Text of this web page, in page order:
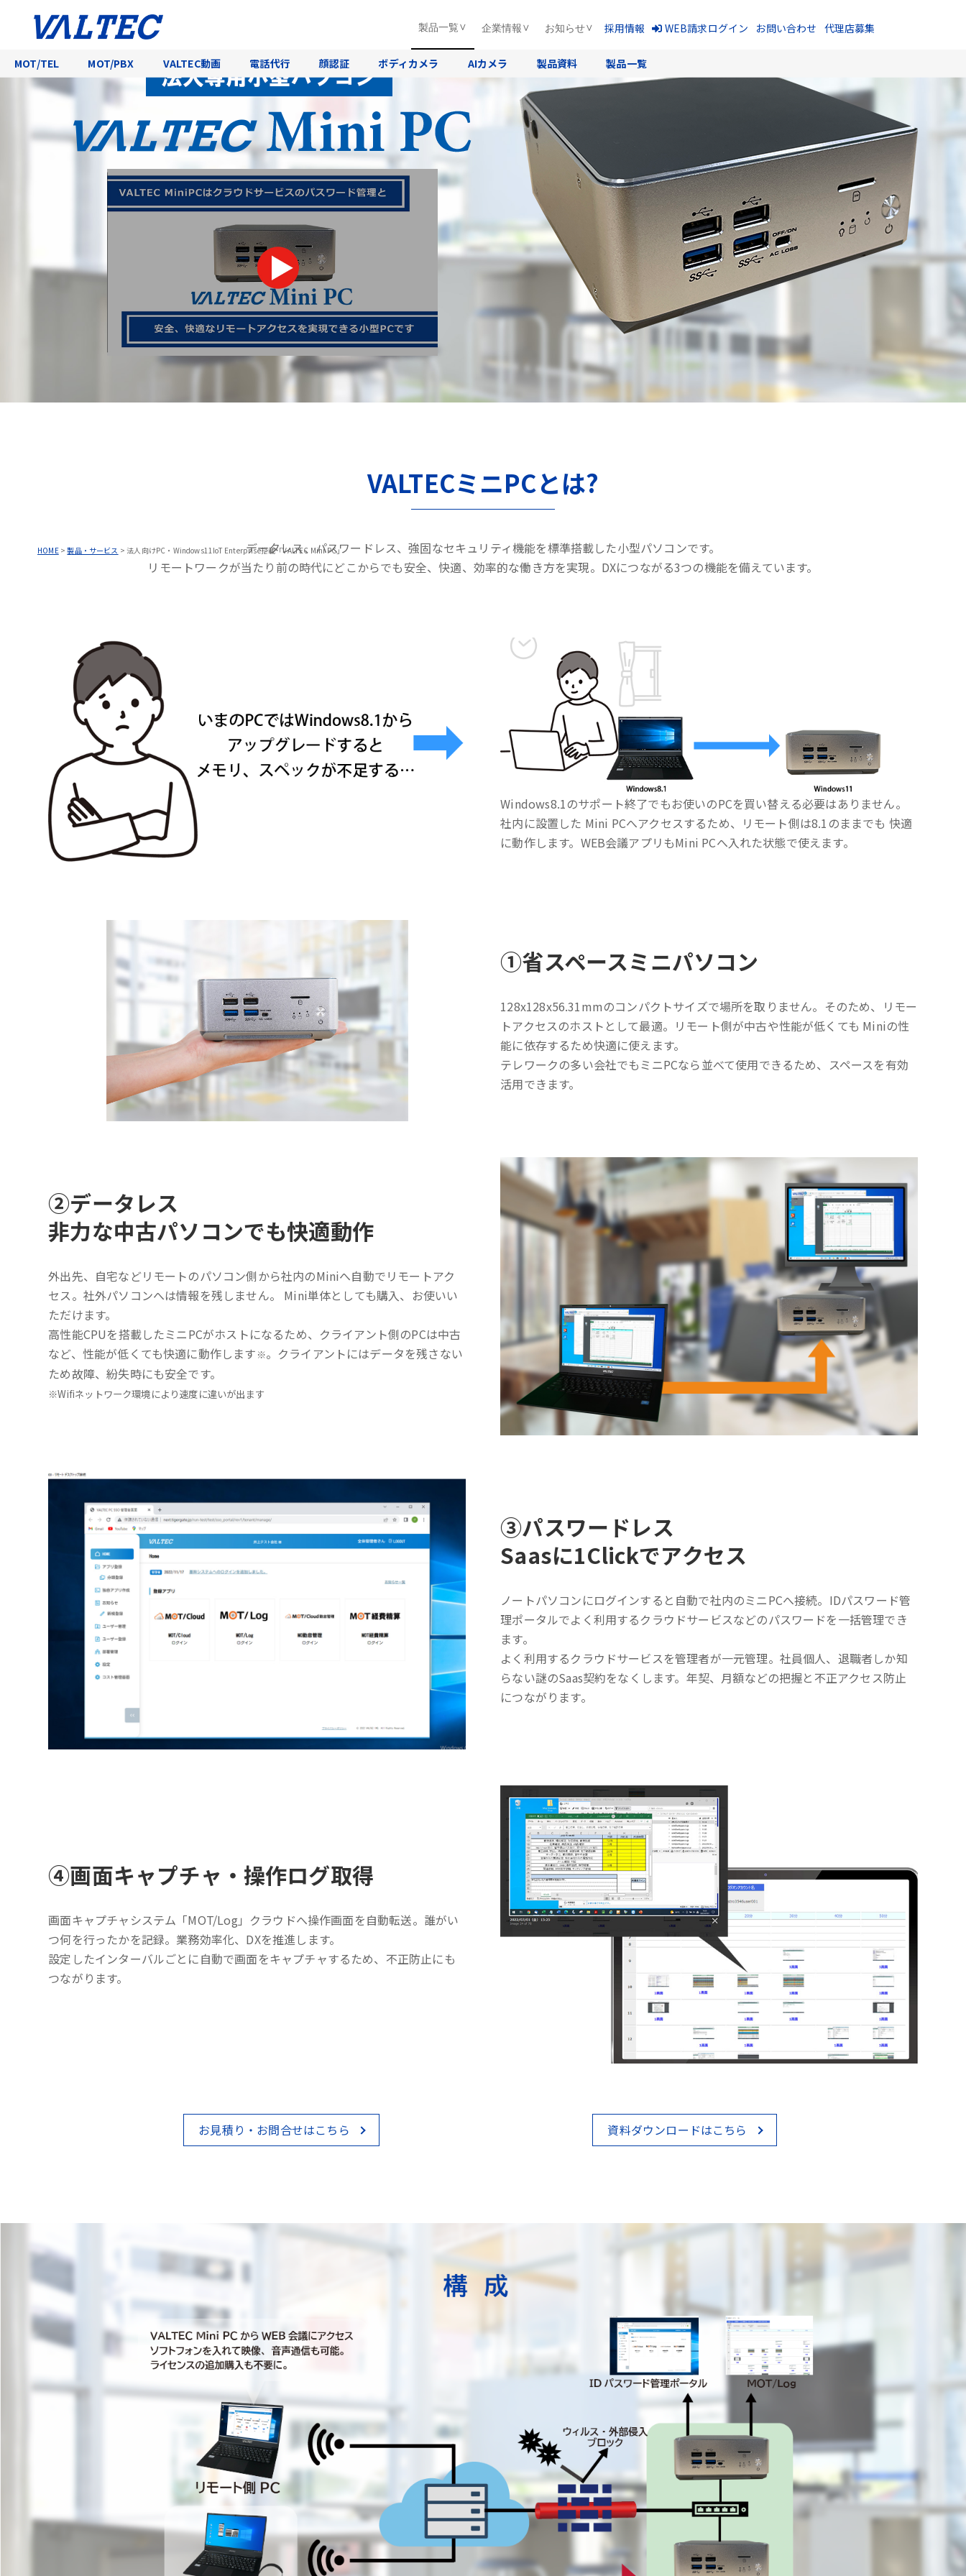
製品一覧
MOT/TEL MOT/PBX VALTEC動画 電話代行 顔認証 ボディカメラ AIカメラ 製品資料 製品一覧
企業情報 お知らせ 採用情報 WEB請求ログイン お問い合わせ 代理店募集
HOME>製品・サービス > 法人向けPC・Windows11IoT Enterprise搭載「VALTEC Mini PC」
法人向けミニPC・Windows11IoT Enterprise搭載
VALTECミニPCとは?
データレス、パスワードレス、強固なセキュリティ機能を標準搭載した小型パソコンです。
リモートワークが当たり前の時代にどこからでも安全、快適、効率的な働き方を実現。DXにつながる3つの機能を備えています。
Windows8.1のサポート終了でもお使いのPCを買い替える必要はありません。
社内に設置した Mini PCへアクセスするため、リモート側は8.1のままでも 快適
に動作します。WEB会議アプリもMini PCへ入れた状態で使えます。
①省スペースミニパソコン
128x128x56.31mmのコンパクトサイズで場所を取りません。そのため、リモー
トアクセスのホストとして最適。リモート側が中古や性能が低くても Miniの性
能に依存するため快適に使えます。
テレワークの多い会社でもミニPCなら並べて使用できるため、スペースを有効
活用できます。
②データレス
非力な中古パソコンでも快適動作
外出先、自宅などリモートのパソコン側から社内のMiniへ自動でリモートアク
セス。社外パソコンへは情報を残しません。 Mini単体としても購入、お使いい
ただけます。
高性能CPUを搭載したミニPCがホストになるため、クライアント側のPCは中古
など、性能が低くても快適に動作します ※。クライアントにはデータを残さない
ため故障、紛失時にも安全です。
※Wifiネットワーク環境により速度に違いが出ます
③パスワードレス
Saasに1Clickでアクセス
ノートパソコンにログインすると自動で社内のミニPCへ接続。IDパスワード管
理ポータルでよく利用するクラウドサービスなどのパスワードを一括管理でき
ます。
よく利用するクラウドサービスを管理者が一元管理。社員個人、退職者しか知
らない謎のSaas契約をなくします。年契、月額などの把握と不正アクセス防止
につながります。
④画面キャプチャ・操作ログ取得
画面キャプチャシステム「MOT/Log」クラウドへ操作画面を自動転送。誰がい
つ何を行ったかを記録。業務効率化、DXを推進します。
設定したインターバルごとに自動で画面をキャプチャするため、不正防止にも
つながります。
お見積り・お問合せはこちら 資料ダウンロードはこちら